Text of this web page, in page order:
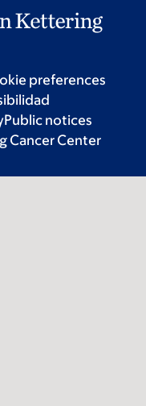
preferences
Public notices
Cancer Center